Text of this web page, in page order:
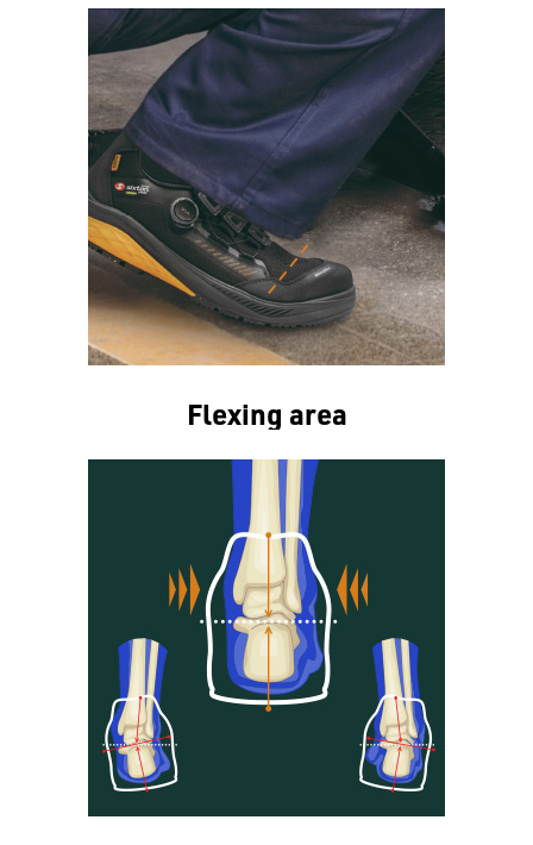
Flexing area